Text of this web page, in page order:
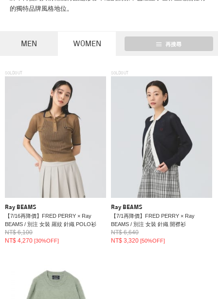
的獨特品牌風格地位。
MEN WOMEN 再搜尋
SOLDOUT
Ray BEAMS
【7/16再降價】FRED PERRY × Ray
BEAMS / 別注 女裝 羅紋 針織 POLO衫
NT$ 6,100
NT$ 4,270 [30%OFF]
SOLDOUT
Ray BEAMS
【7/1再降價】FRED PERRY × Ray
BEAMS / 別注 女裝 針織 開襟衫
NT$ 6,640
NT$ 3,320[50%OFF]